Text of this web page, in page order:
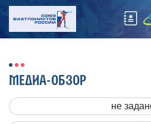
МЕДИА-ОБЗОР
не